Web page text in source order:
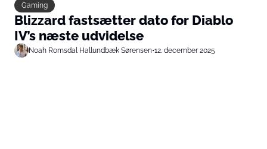
Gaming
Blizzard fastsætter dato for Diablo
IV’s næste udvidelse
Noah Romsdal Hallundbæk Sørensen•12. december 2025